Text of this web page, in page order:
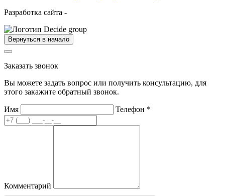
Разработка сайта -
Вернуться в начало
Заказать звонок
Вы можете задать вопрос или получить консультацию, для
этого закажите обратный звонок.
Имя Телефон *
Комментарий